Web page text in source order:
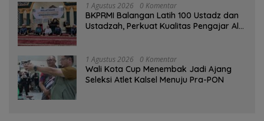
1 Agustus 2026 0 Komentar
BKPRMI Balangan Latih 100 Ustadz dan
Ustadzah, Perkuat Kualitas Pengajar Al-
1 Agustus 2026 0 Komentar
Wali Kota Cup Menembak Jadi Ajang
Seleksi Atlet Kalsel Menuju Pra-PON